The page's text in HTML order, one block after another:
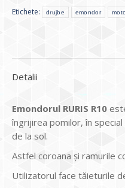
Etichete:
drujbe emondor
Detalii
Emondorul RURIS R10
îngrijirea pomilor, în
de la sol.
Astfel coroana şi ramurile
Utilizatorul face tăieturile